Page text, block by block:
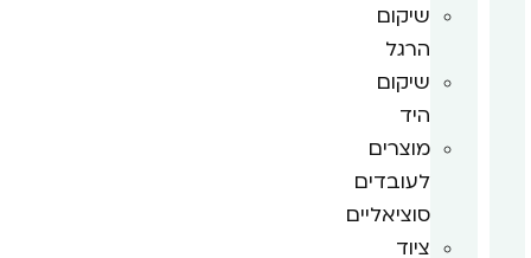
שיקום
הרגל
שיקום
היד
מוצרים
לעובדים
סוציאליים
ציוד